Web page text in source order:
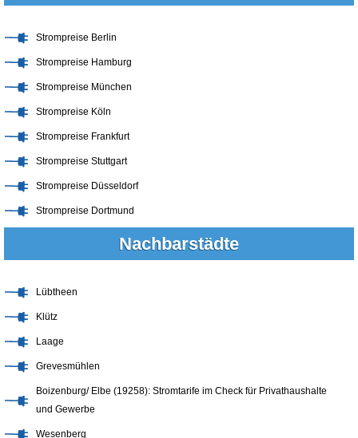
Strompreise Berlin
Strompreise Hamburg
Strompreise München
Strompreise Köln
Strompreise Frankfurt
Strompreise Stuttgart
Strompreise Düsseldorf
Strompreise Dortmund
Nachbarstädte
Lübtheen
Klütz
Laage
Grevesmühlen
Boizenburg/ Elbe (19258): Stromtarife im Check für Privathaushalte
und Gewerbe
Wesenberg